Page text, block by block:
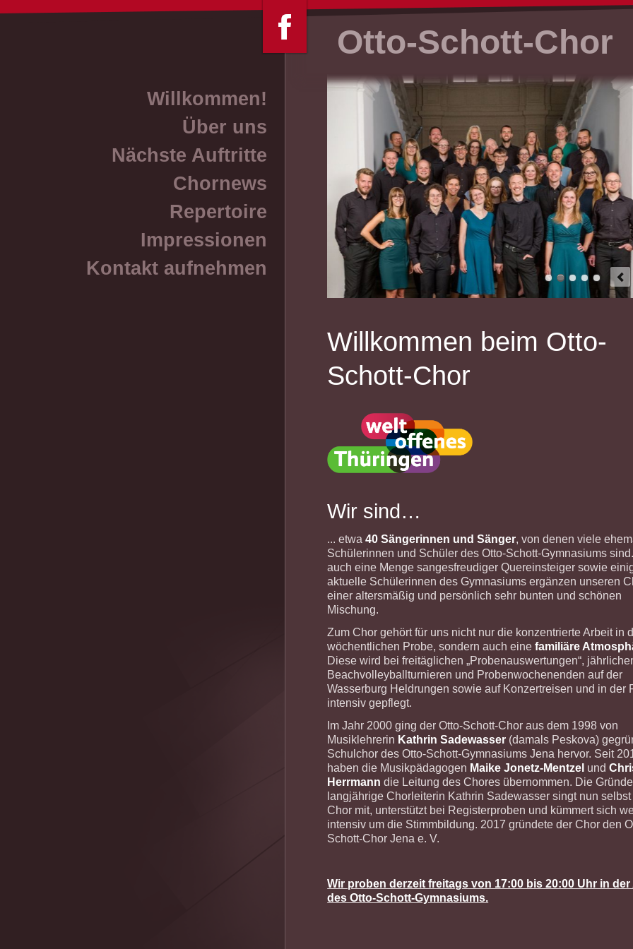
Otto-Schott-Chor
Willkommen beim Otto-
Schott-Chor
Wir sind…
... etwa40 Sängerinnen und Sänger, von denen viele
Schülerinnen und Schüler des Otto-Schott-Gymnasiums
auch eine Menge sangesfreudiger Quereinsteiger sowie
aktuelle Schülerinnen des Gymnasiums ergänzen unseren
einer altersmäßig und persönlich sehr bunten und schönen
Mischung.
Zum Chor gehört für uns nicht nur die konzentrierte Arbeit in
wöchentlichen Probe, sondern auch einefamiliäre
Diese wird bei freitäglichen „Probenauswertungen“,
Beachvolleyballturnieren und Probenwochenenden auf der
Wasserburg Heldrungen sowie auf Konzertreisen und in der
intensiv gepflegt.
Im Jahr 2000 ging der Otto-Schott-Chor aus dem 1998 von
Musiklehrerin Kathrin Sadewasser (damals Peskova)
Schulchor des Otto-Schott-Gymnasiums Jena hervor. Seit
haben die Musikpädagogen Maike Jonetz-Mentzel und
Herrmann die Leitung des Chores übernommen. Die
langjährige Chorleiterin Kathrin Sadewasser singt nun selbst
Chor mit, unterstützt bei Registerproben und kümmert sich
intensiv um die Stimmbildung. 2017 gründete der Chor den
Schott-Chor Jena e. V.
Wir proben derzeit freitags von 17:00 bis 20:00 Uhr in der
des Otto-Schott-Gymnasiums.
Willkommen!
Über uns
Nächste Auftritte
Chornews
Repertoire
Impressionen
Kontakt aufnehmen